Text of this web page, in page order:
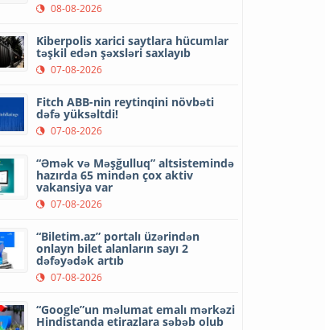
08-08-2026
Kiberpolis xarici saytlara hücumlar
təşkil edən şəxsləri saxlayıb
07-08-2026
Fitch ABB-nin reytinqini növbəti
dəfə yüksəltdi!
07-08-2026
“Əmək və Məşğulluq” altsistemində
hazırda 65 mindən çox aktiv
vakansiya var
07-08-2026
“Biletim.az” portalı üzərindən
onlayn bilet alanların sayı 2
dəfəyədək artıb
07-08-2026
“Google”un məlumat emalı mərkəzi
Hindistanda etirazlara səbəb olub